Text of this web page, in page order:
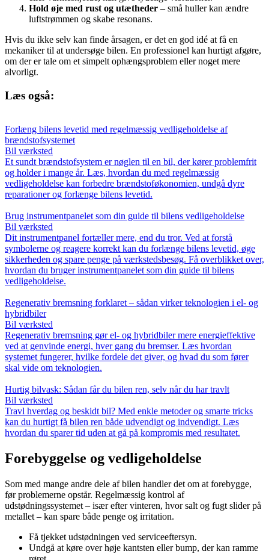
Hold øje med rust og utætheder – små huller kan ændre
luftstrømmen og skabe resonans.
Hvis du ikke selv kan finde årsagen, er det en god idé at få en
mekaniker til at undersøge bilen. En professionel kan hurtigt afgøre,
om der er tale om et simpelt ophængsproblem eller noget mere
alvorligt.
Læs også:
Forlæng bilens levetid med regelmæssig vedligeholdelse af
brændstofsystemet
Bil værksted
Et sundt brændstofsystem er nøglen til en bil, der kører problemfrit
og holder i mange år. Læs, hvordan du med regelmæssig
vedligeholdelse kan forbedre brændstoføkonomien, undgå dyre
reparationer og forlænge bilens levetid.
Brug instrumentpanelet som din guide til bilens vedligeholdelse
Bil værksted
Dit instrumentpanel fortæller mere, end du tror. Ved at forstå
symbolerne og reagere korrekt kan du forlænge bilens levetid, øge
sikkerheden og spare penge på værkstedsbesøg. Få overblikket over,
hvordan du bruger instrumentpanelet som din guide til bilens
vedligeholdelse.
Regenerativ bremsning forklaret – sådan virker teknologien i el- og
hybridbiler
Bil værksted
Regenerativ bremsning gør el- og hybridbiler mere energieffektive
ved at genvinde energi, hver gang du bremser. Læs hvordan
systemet fungerer, hvilke fordele det giver, og hvad du som fører
skal vide om teknologien.
Hurtig bilvask: Sådan får du bilen ren, selv når du har travlt
Bil værksted
Travl hverdag og beskidt bil? Med enkle metoder og smarte tricks
kan du hurtigt få bilen ren både udvendigt og indvendigt. Læs
hvordan du sparer tid uden at gå på kompromis med resultatet.
Forebyggelse og vedligeholdelse
Som med mange andre dele af bilen handler det om at forebygge,
før problemerne opstår. Regelmæssig kontrol af
udstødningssystemet – især efter vinteren, hvor salt og fugt slider på
metallet – kan spare både penge og irritation.
Få tjekket udstødningen ved serviceeftersyn.
Undgå at køre over høje kantsten eller bump, der kan ramme